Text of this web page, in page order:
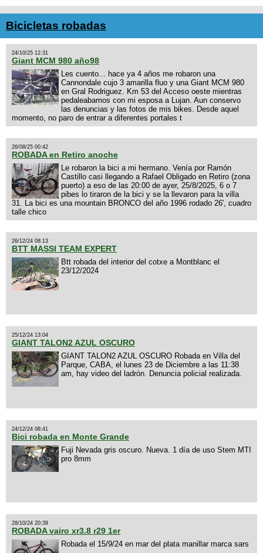
Bicicletas robadas
24/10/25 12:31
Giant MCM 980 año98
Les cuento... hace ya 4 años me robaron una
Cannondale cujo 3 amarilla fluo y una Giant MCM 980
en Gral Rodriguez. Km 53 del Acceso oeste mientras
pedaleabamos con mi esposa a Lujan. Aun conservo
las denuncias y las fotos de mis bikes. Desde aquel
momento, no paro de entrar a diferentes portales t
26/08/25 00:42
ROBADA en Retiro anoche
Le robaron la bici a mi hermano. Venía por Ramón
Castillo casi llegando a Rafael Obligado en Retiro (zona
puerto) a eso de las 20:00 de ayer, 25/8/2025, 6 o 7
pibes lo tiraron de la bici y se la llevaron para la villa
31. La bici es una mountain BRONCO del año 1996 rodado 26', cuadro
talle chico
26/12/24 08:13
BTT MASSI TEAM EXPERT
Btt robada del interior del cotxe a Montblanc el
23/12/2024
25/12/24 13:04
GIANT TALON2 AZUL OSCURO
GIANT TALON2 AZUL OSCURO Robada en Villa del
Parque, CABA, el lunes 23 de Diciembre a las 11:38
am, hay video del ladrón. Denuncia policial realizada.
24/12/24 08:41
Bici robada en Monte Grande
Fuji Nevada gris oscuro. Nueva. 1 día de uso Stem MTI
pro 8mm
28/10/24 20:39
ROBADA vairo xr3.8 r29 1er
Robada el 15/9/24 en mar del plata manillar marca sars